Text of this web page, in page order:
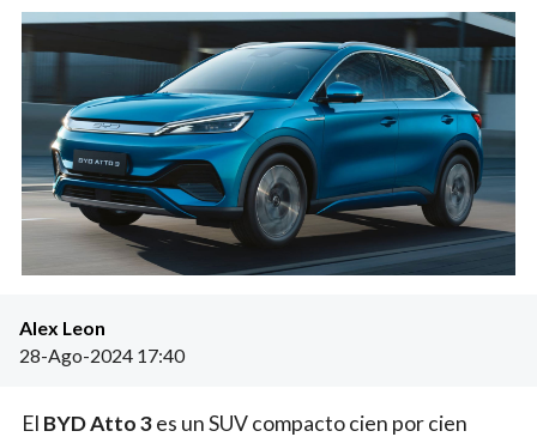
Alex Leon
28-Ago-2024 17:40
El BYD Atto 3es un SUV compacto cien por cien